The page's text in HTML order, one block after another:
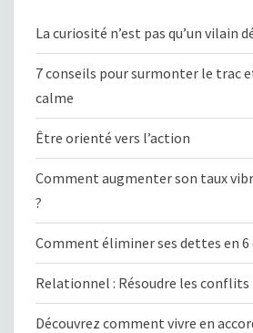
La curiosité n’est pas qu’un vilain
7 conseils pour surmonter le trac
calme
Être orienté vers l’action
Comment augmenter son taux
?
Comment éliminer ses dettes en 6
Relationnel : Résoudre les conflits
Découvrez comment vivre en